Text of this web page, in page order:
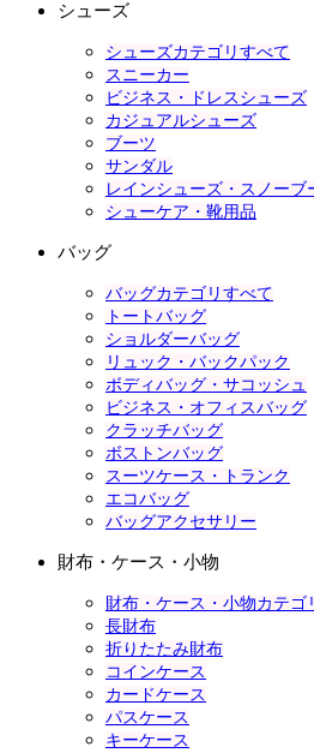
シューズ
シューズカテゴリすべて
スニーカー
ビジネス・ドレスシューズ
カジュアルシューズ
ブーツ
サンダル
レインシューズ・スノーブ
シューケア・靴用品
バッグ
バッグカテゴリすべて
トートバッグ
ショルダーバッグ
リュック・バックパック
ボディバッグ・サコッシュ
ビジネス・オフィスバッグ
クラッチバッグ
ボストンバッグ
スーツケース・トランク
エコバッグ
バッグアクセサリー
財布・ケース・小物
財布・ケース・小物カテゴ
長財布
折りたたみ財布
コインケース
カードケース
パスケース
キーケース